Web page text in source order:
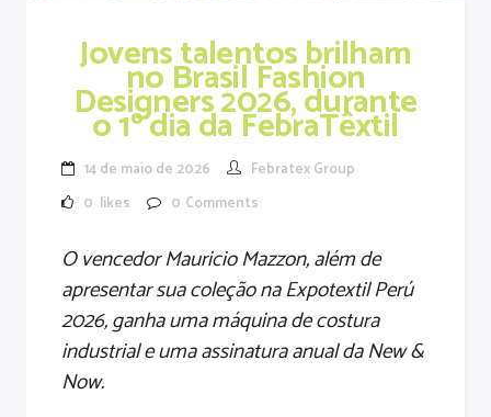
Jovens talentos brilham
no Brasil Fashion
Designers 2026, durante
o 1º dia da FebraTêxtil
14 de maio de 2026
Febratex Group
0 likes 0 Comments
O vencedor Mauricio Mazzon, além de
apresentar sua coleção na Expotextil Perú
2026, ganha uma máquina de costura
industrial e uma assinatura anual da New &
Now.